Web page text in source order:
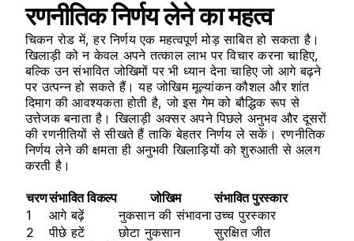
रणनीतिक निर्णय लेने का महत्व
चिकन रोड में, हर निर्णय एक महत्वपूर्ण मोड़ साबित हो सकता है।
खिलाड़ी को न केवल अपने तत्काल लाभ पर विचार करना चाहिए,
बल्कि उन संभावित जोखिमों पर भी ध्यान देना चाहिए जो आगे बढ़ने
पर उत्पन्न हो सकते हैं। यह जोखिम मूल्यांकन कौशल और शांत
दिमाग की आवश्यकता होती है, जो इस गेम को बौद्धिक रूप से
उत्तेजक बनाता है। खिलाड़ी अक्सर अपने पिछले अनुभव और दूसरों
की रणनीतियों से सीखते हैं ताकि बेहतर निर्णय ले सकें। रणनीतिक
निर्णय लेने की क्षमता ही अनुभवी खिलाड़ियों को शुरुआती से अलग
करती है।
चरणसंभावित विकल्प जोखिम
संभावित पुरस्कार
1
आगे बढ़ें नुकसान की संभावनाउच्च पुरस्कार
2
पीछे हटें छोटा नुकसान
सुरक्षित जीत